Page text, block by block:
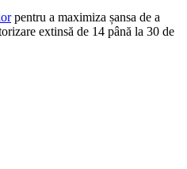
pentru a maximiza șansa de a
extinsă de 14 până la 30 de